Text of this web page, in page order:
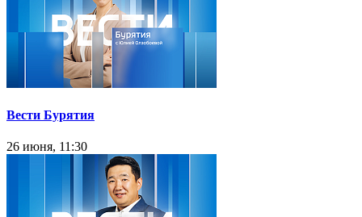
Вести Бурятия
26 июня, 11:30